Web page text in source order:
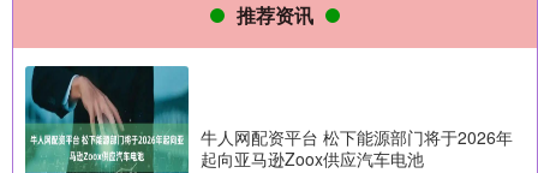
推荐资讯
牛人网配资平台 松下能源部门将于2026年
起向亚马逊Zoox供应汽车电池